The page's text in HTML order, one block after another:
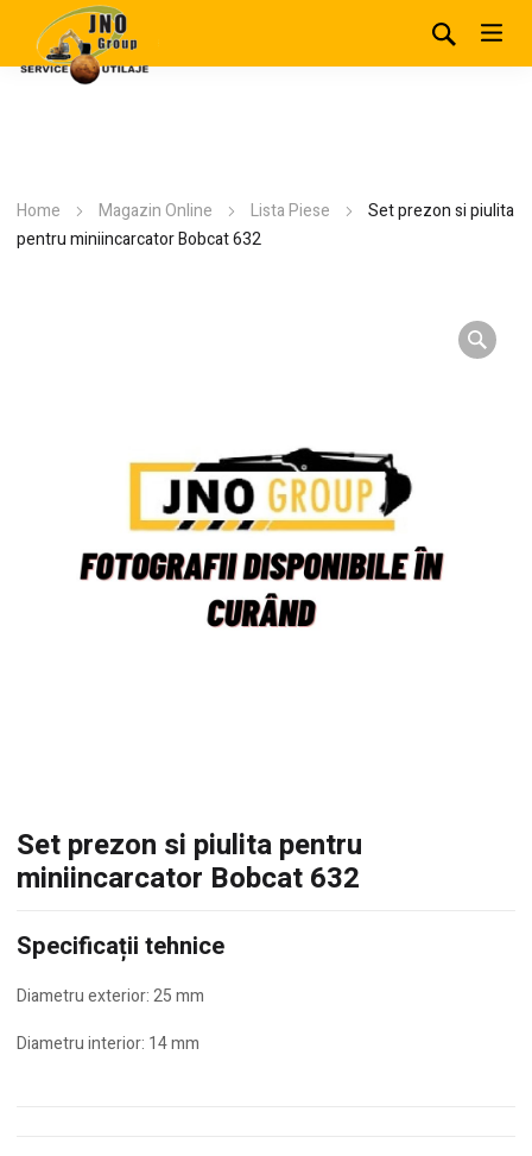
Home Magazin Online Lista Piese
Set prezon si piulita
pentru miniincarcator Bobcat 632
Set prezon si piulita pentru
miniincarcator Bobcat 632
Specificații tehnice
Diametru exterior: 25 mm
Diametru interior: 14 mm